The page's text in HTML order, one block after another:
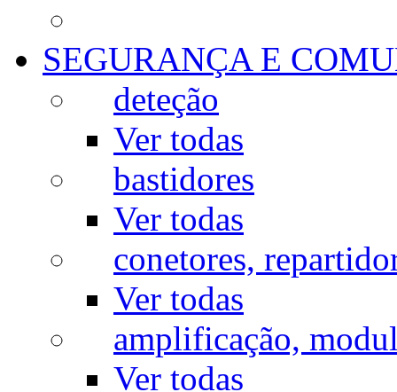
SEGURANÇA E
deteção
Ver todas
bastidores
Ver todas
conetores,
Ver todas
amplificação,
Ver todas